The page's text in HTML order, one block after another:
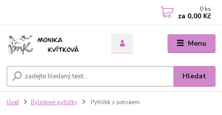
Menu
Hledat
0 ks
za 0,00 Kč
Úvod Bylinkové pytlíčky Pytlíček s potiskem